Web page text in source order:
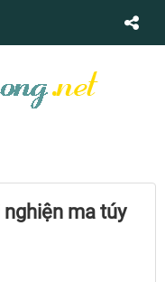
ma túy